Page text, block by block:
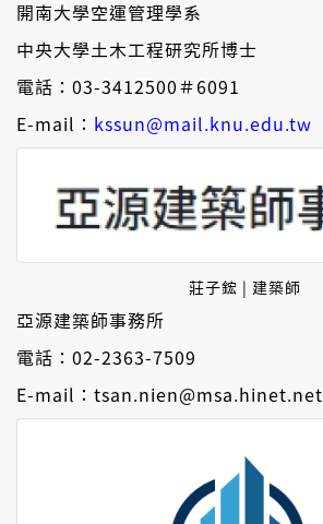
開南大學空運管理學系
中央大學土木工程研究所博士
電話：03-3412500＃6091
E-mail： kssun@mail.knu.edu.tw
莊子鋐 | 建築師
亞源建築師事務所
電話：02-2363-7509
E-mail：tsan.nien@msa.hinet.net